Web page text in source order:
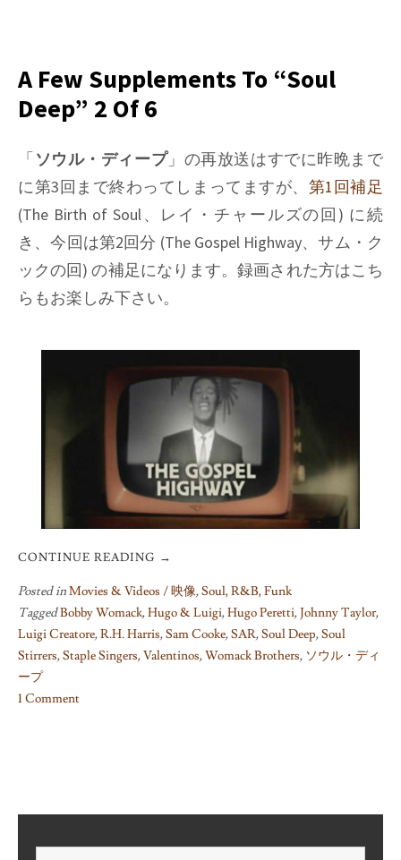
learned
on
Phono
curves,
Pt.14
A Few Supplements To “Soul
Deep” 2 Of 6
「ソウル・ディープ」の再放送はすでに昨晩まで
に第3回まで終わってしまってますが、 第1回補足
(The Birth of Soul、レイ・チャールズの回) に続
き、今回は第2回分 (The Gospel Highway、サム・ク
ックの回) の補足になります。録画された方はこち
らもお楽しみ下さい。
CONTINUE READING →
Posted inMovies & Videos / 映像,Soul, R&B, Funk
TaggedBobby Womack,Hugo & Luigi,Hugo Peretti,Johnny Taylor,
Luigi Creatore,R.H. Harris,Sam Cooke,SAR,Soul Deep,Soul
Stirrers,Staple Singers,Valentinos,Womack Brothers, ソウル・ディ
ープ
1 Comment
Deep”